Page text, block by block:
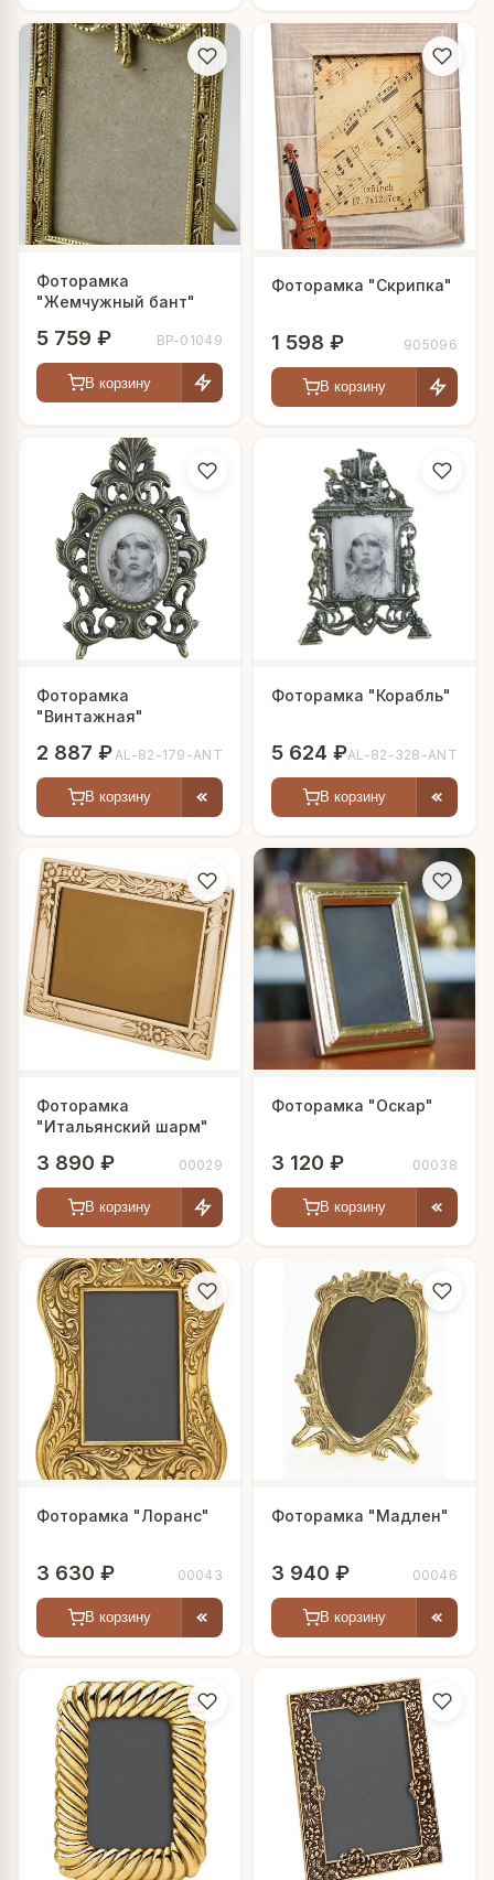
Фоторамка
"Жемчужный бант"
5 759 ₽ BP-01049
В корзину
Фоторамка "Скрипка"
1 598 ₽ 905096
В корзину
Фоторамка
"Винтажная"
2 887 ₽ AL-82-179-ANT
В корзину
Фоторамка "Корабль"
5 624 ₽AL-82-328-ANT
В корзину
Фоторамка
"Итальянский шарм"
3 890 ₽ 00029
В корзину
Фоторамка "Оскар"
3 120 ₽ 00038
В корзину
Фоторамка "Лоранс"
3 630 ₽ 00043
В корзину
Фоторамка "Мадлен"
3 940 ₽ 00046
В корзину